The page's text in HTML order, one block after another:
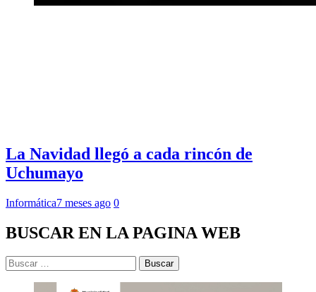
La Navidad llegó a cada rincón de
Uchumayo
Informática7 meses ago 0
BUSCAR EN LA PAGINA WEB
Buscar: